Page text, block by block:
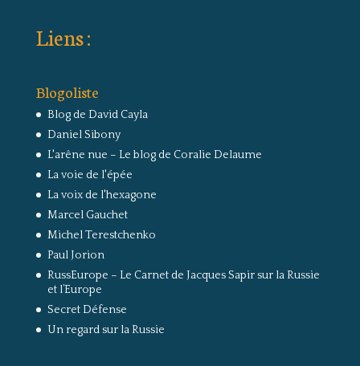
Liens :
Blogoliste
Blog de David Cayla
Daniel Sibony
L'arêne nue – Le blog de Coralie Delaume
La voie de l'épée
La voix de l'hexagone
Marcel Gauchet
Michel Terestchenko
Paul Jorion
RussEurope – Le Carnet de Jacques Sapir sur la Russie
et l’Europe
Secret Défense
Un regard sur la Russie